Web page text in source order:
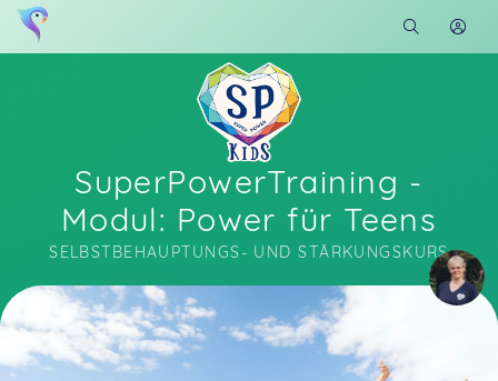
SuperPowerTraining -
Modul: Power für Teens
SELBSTBEHAUPTUNGS- UND STÄRKUNGSKURS
Soon you will learn more about me here...